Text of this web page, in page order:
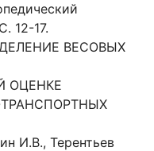
12-17.
ВЕСОВЫХ
ОЦЕНКЕ
И.В., Терентьев